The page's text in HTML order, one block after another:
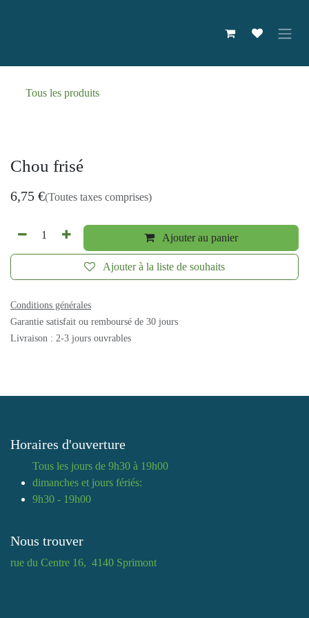
Tous les produits
Chou frisé
6,75 €(Toutes taxes comprises)
Ajouter au panier
Ajouter à la liste de souhaits
Conditions générales
Garantie satisfait ou remboursé de 30 jours
Livraison : 2-3 jours ouvrables
Horaires d'ouverture
Tous les jours de 9h30 à 19h00
dimanches et jours fériés:
9h30 - 19h00
Nous trouver
rue du Centre 16, 4140 Sprimont